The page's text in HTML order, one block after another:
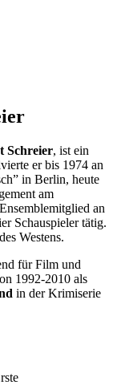
Schreier, ist ein
er bis 1974 an
in Berlin, heute
am
an
Schauspieler tätig.
Westens.
für Film und
1992-2010 als
in der Krimiserie